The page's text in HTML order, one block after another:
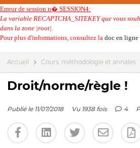
Erreur de session n� SESSION4:
La variable RECAPTCHA_SITEKEY que vous
dans la zone |root|.
Pour plus d'informations, consultez la doc en ligne
Accueil Cours, méthodologie et annales
Droit/norme/règle !
Publié le 11/07/2018 Vu 1938 fois 4